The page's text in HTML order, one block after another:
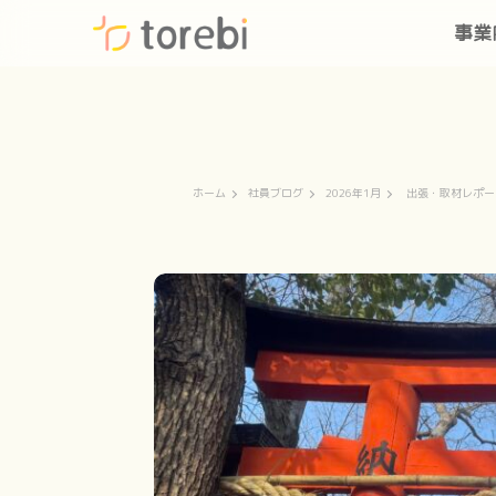
事
ホーム 社員ブログ 2026年1月 出張・取材レポ